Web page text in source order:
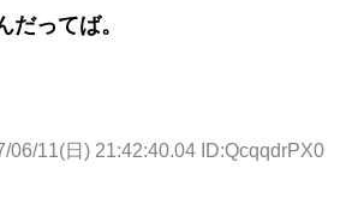
だってば。
06/11(日) 21:42:40.04 ID:QcqqdrPX0